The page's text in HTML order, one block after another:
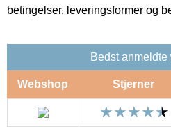
betingelser, leveringsformer og
Bedst
Webshop Stjerner